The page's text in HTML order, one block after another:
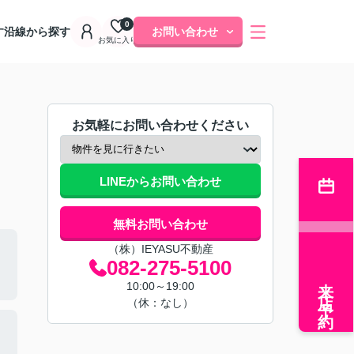
沿線から探す
お気に入り
0
お問い合わせ
お気軽にお問い合わせください
LINEからお問い合わせ
無料お問い合わせ
（株）IEYASU不動産
082-275-5100
10:00～19:00
（休：なし）
来店予約